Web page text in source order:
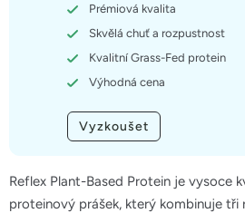
Reflex Plant-Based Protein je vysoce
proteinový prášek, který kombinuje tři
Prémiová kvalita
Skvělá chuť a rozpustnost
Kvalitní Grass-Fed protein
Výhodná cena
Vyzkoušet